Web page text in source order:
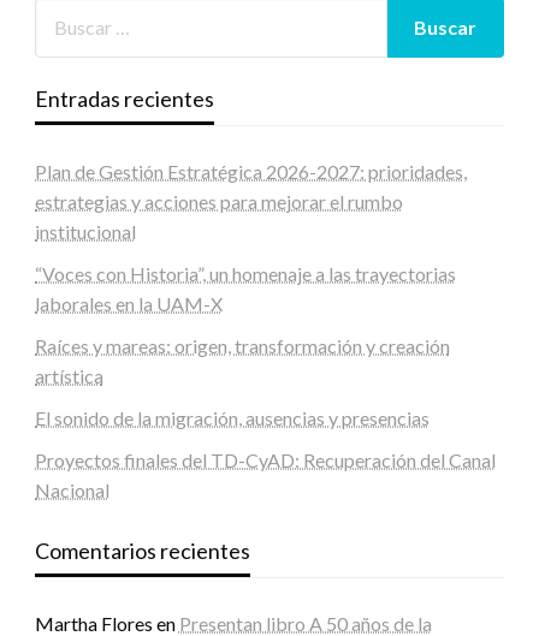
Entradas recientes
Plan de Gestión Estratégica 2026-2027: prioridades,
estrategias y acciones para mejorar el rumbo
institucional
“Voces con Historia”, un homenaje a las trayectorias
laborales en la UAM-X
Raíces y mareas: origen, transformación y creación
artística
El sonido de la migración, ausencias y presencias
Proyectos finales del TD-CyAD: Recuperación del Canal
Nacional
Comentarios recientes
Martha Flores en Presentan libro A 50 años de la